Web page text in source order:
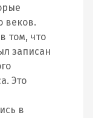
веков.
том, что
записан
Это
в